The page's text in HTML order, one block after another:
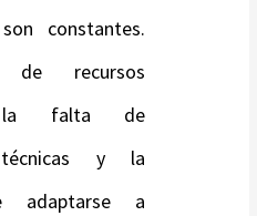
constantes.
de recursos
la falta de
técnicas y la
adaptarse a